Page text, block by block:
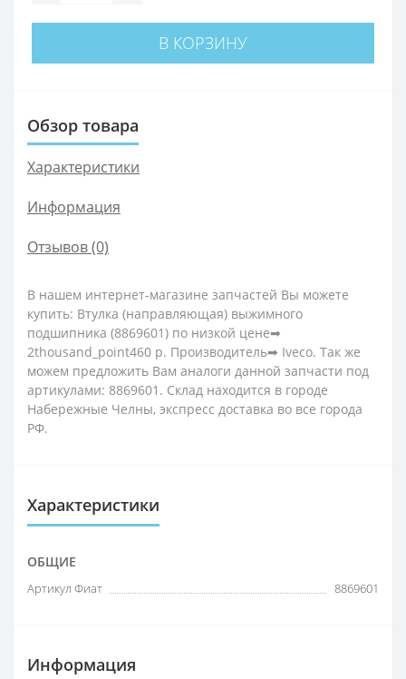
В КОРЗИНУ
Обзор товара
Характеристики
Информация
Отзывов (0)
В нашем интернет-магазине запчастей Вы можете
купить: Втулка (направляющая) выжимного
подшипника (8869601) по низкой цене➡
2thousand_point460 р. Производитель➡ Iveco. Так же
можем предложить Вам аналоги данной запчасти под
артикулами: 8869601. Склад находится в городе
Набережные Челны, экспресс доставка во все города
РФ.
Характеристики
ОБЩИЕ
Артикул Фиат 8869601
Информация